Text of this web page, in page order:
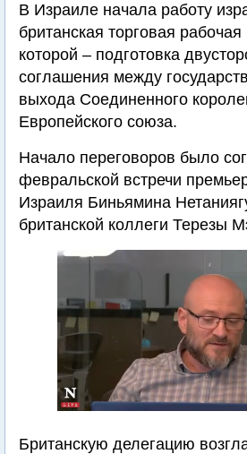
В Израиле начала работу
британская торговая
которой – подготовка
соглашения между
выхода Соединенного
Европейского союза.
Начало переговоров было
февральской встречи
Израиля Биньямина
британской коллеги Терезы
Британскую делегацию